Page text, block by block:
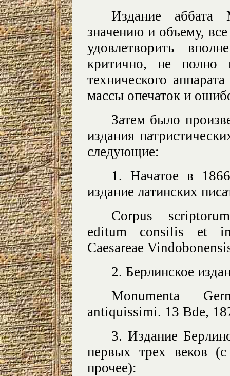
Издание
значению и объему,
удовлетворить
критично, не полно
технического
массы опечаток и
Затем было
издания
следующие:
1. Начатое в
издание латинских
Corpus
editum consilis et
Caesareae
2. Берлинское
Monumenta
antiquissimi. 13 Bde,
3. Издание
первых трех веков
прочее):